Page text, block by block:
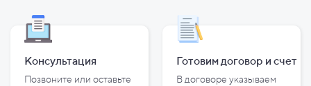
Консультация
Позвоните или оставьте
Готовим договор и счет
В договоре указываем